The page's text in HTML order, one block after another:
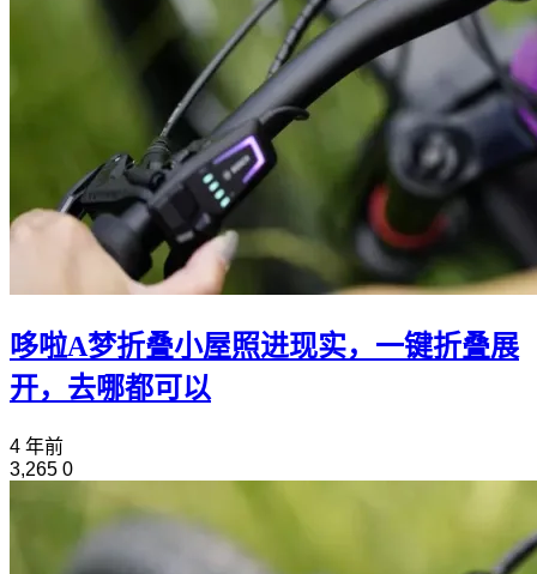
哆啦A梦折叠小屋照进现实，一键折叠展
开，去哪都可以
4 年前
3,265 0